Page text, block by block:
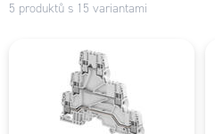
5 produktů s 15 variantami